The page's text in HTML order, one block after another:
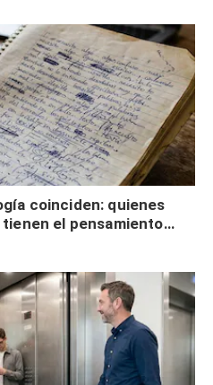
coinciden: quienes
el pensamiento
desinterés